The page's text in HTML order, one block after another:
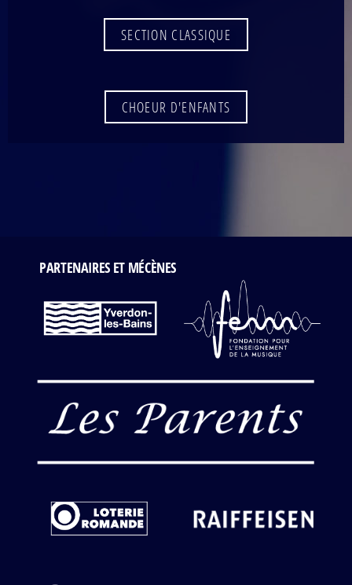
SECTION CLASSIQUE
CHOEUR D'ENFANTS
PARTENAIRES ET MÉCÈNES